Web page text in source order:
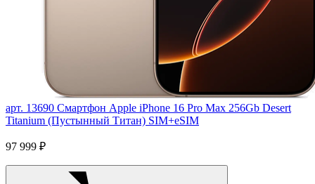
арт. 13690 Смартфон Apple iPhone 16 Pro Max 256Gb Desert
Titanium (Пустынный Титан) SIM+eSIM
97 999 ₽